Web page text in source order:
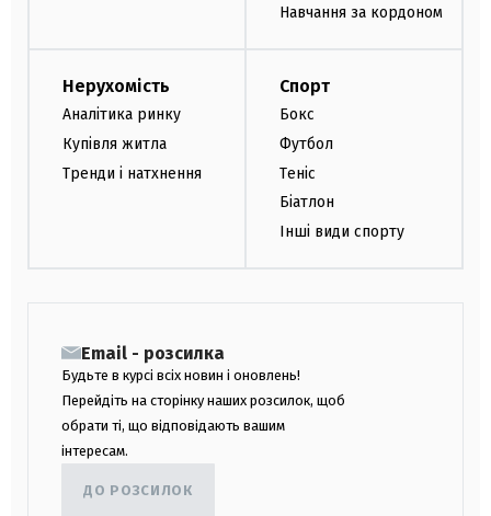
Навчання за кордоном
Нерухомість
Аналітика ринку
Купівля житла
Тренди і натхнення
Спорт
Бокс
Футбол
Теніс
Біатлон
Інші види спорту
Email - розсилка
Будьте в курсі всіх новин і оновлень!
Перейдіть на сторінку наших розсилок, щоб
обрати ті, що відповідають вашим
інтересам.
ДО РОЗСИЛОК